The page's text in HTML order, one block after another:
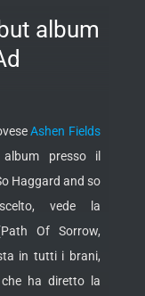
album
Ashen Fields
presso il
Haggard and so
vede la
Of Sorrow,
in tutti i brani,
ha diretto la